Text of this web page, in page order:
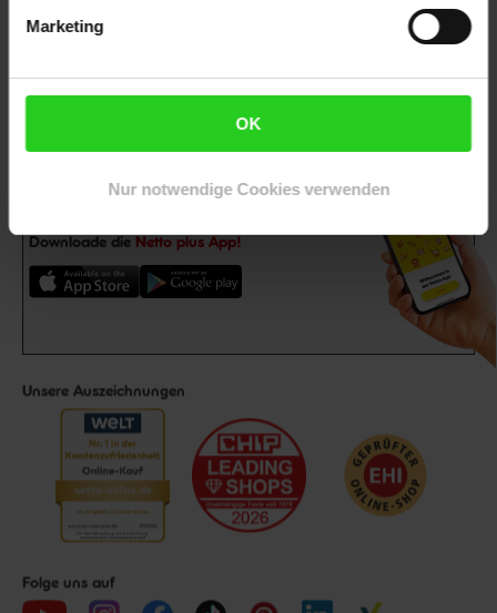
Marketing
OK
Nur notwendige Cookies verwenden
Downloade dieNetto plus App!
Unsere Auszeichnungen
Folge uns auf